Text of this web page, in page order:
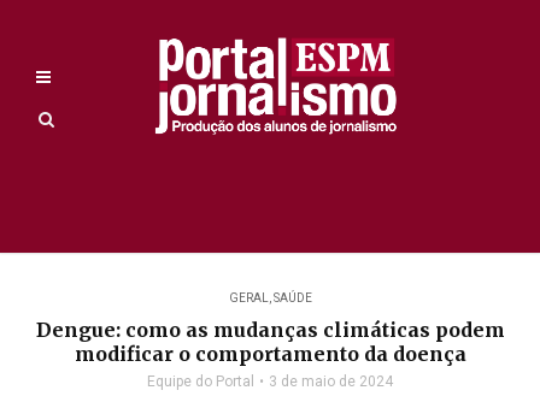
GERAL SAÚDE
Dengue: como as mudanças climáticas podem
modificar o comportamento da doença
Equipe do Portal 3 de maio de 2024